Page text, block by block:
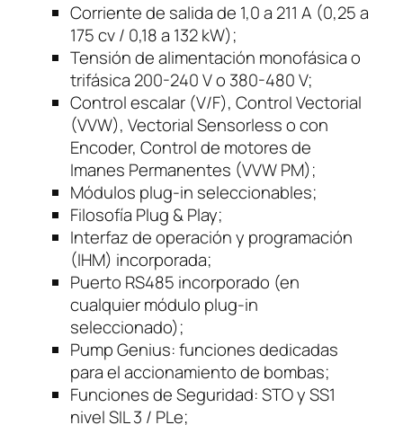
Corriente de salida de 1,0 a 211 A (0,25 a
175 cv / 0,18 a 132 kW);
Tensión de alimentación monofásica o
trifásica 200-240 V o 380-480 V;
Control escalar (V/F), Control Vectorial
(VVW), Vectorial Sensorless o con
Encoder, Control de motores de
Imanes Permanentes (VVW PM);
Módulos plug-in seleccionables;
Filosofía Plug & Play;
Interfaz de operación y programación
(IHM) incorporada;
Puerto RS485 incorporado (en
cualquier módulo plug-in
seleccionado);
Pump Genius: funciones dedicadas
para el accionamiento de bombas;
Funciones de Seguridad: STO y SS1
nivel SIL 3 / PLe;